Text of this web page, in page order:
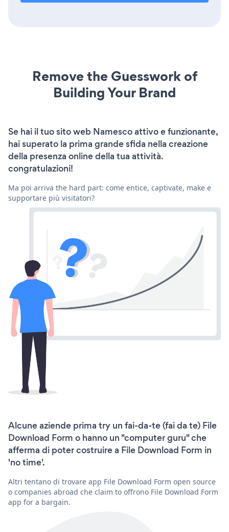
Remove the Guesswork of
Building Your Brand
Se hai il tuo sito web Namesco attivo e funzionante,
hai superato la prima grande sfida nella creazione
della presenza online della tua attività.
congratulazioni!
Ma poi arriva the hard part: come entice, captivate, make e
supportare più visitatori?
Alcune aziende prima try un fai-da-te (fai da te) File
Download Form o hanno un "computer guru" che
afferma di poter costruire a File Download Form in
'no time'.
Altri tentano di trovare app File Download Form open source
o companies abroad che claim to offrono File Download Form
app for a bargain.